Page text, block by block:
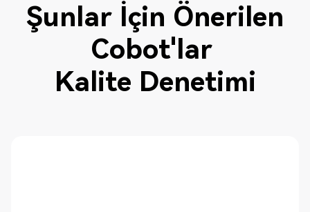
Şunlar İçin Önerilen
Cobot'lar
Kalite Denetimi